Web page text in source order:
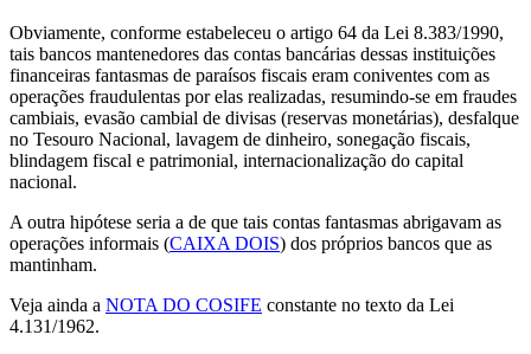
Obviamente, conforme estabeleceu o artigo 64 da Lei 8.383/1990,
tais bancos mantenedores das contas bancárias dessas instituições
financeiras fantasmas de paraísos fiscais eram coniventes com as
operações fraudulentas por elas realizadas, resumindo-se em fraudes
cambiais, evasão cambial de divisas (reservas monetárias), desfalque
no Tesouro Nacional, lavagem de dinheiro, sonegação fiscais,
blindagem fiscal e patrimonial, internacionalização do capital
nacional.
A outra hipótese seria a de que tais contas fantasmas abrigavam as
operações informais (CAIXA DOIS) dos próprios bancos que as
mantinham.
Veja ainda a NOTA DO COSIFE constante no texto da Lei
4.131/1962.